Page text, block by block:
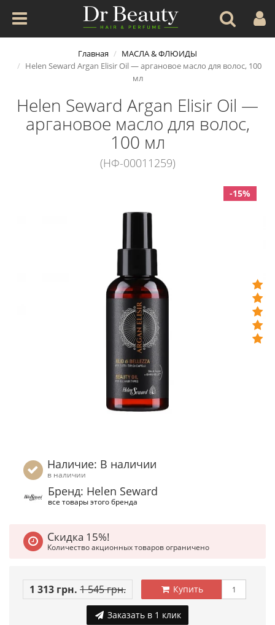
Главная
МАСЛА & ФЛЮИДЫ
Helen Seward Argan Elisir Oil — аргановое масло для волос, 100
мл
Helen Seward Argan Elisir Oil —
аргановое масло для волос,
100 мл
(НФ-00011259)
-15%
Наличие: В наличии
в наличии
Бренд: Helen Seward
все товары этого бренда
Скидка 15%!
Количество акционных товаров ограничено
1 313 грн. 1 545 грн. Купить
Заказать в 1 клик